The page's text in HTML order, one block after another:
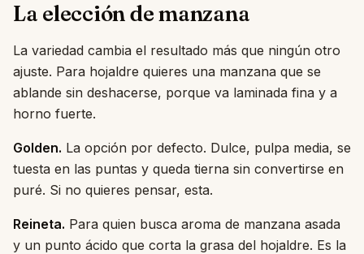
La elección de manzana
La variedad cambia el resultado más que ningún otro
ajuste. Para hojaldre quieres una manzana que se
ablande sin deshacerse, porque va laminada fina y a
horno fuerte.
Golden. La opción por defecto. Dulce, pulpa media, se
tuesta en las puntas y queda tierna sin convertirse en
puré. Si no quieres pensar, esta.
Reineta. Para quien busca aroma de manzana asada
y un punto ácido que corta la grasa del hojaldre. Es la